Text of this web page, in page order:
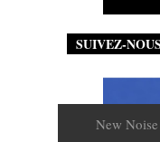
SUIVEZ-
New